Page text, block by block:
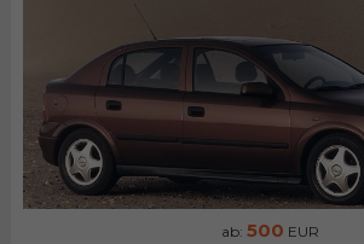
ab:500 EUR